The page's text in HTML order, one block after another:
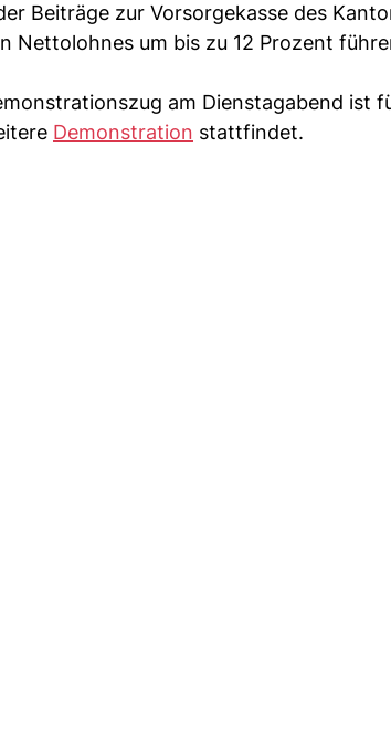
Beiträge zur Vorsorgekasse des
Nettolohnes um bis zu 12 Prozent
am Dienstagabend ist
Demonstration stattfindet.